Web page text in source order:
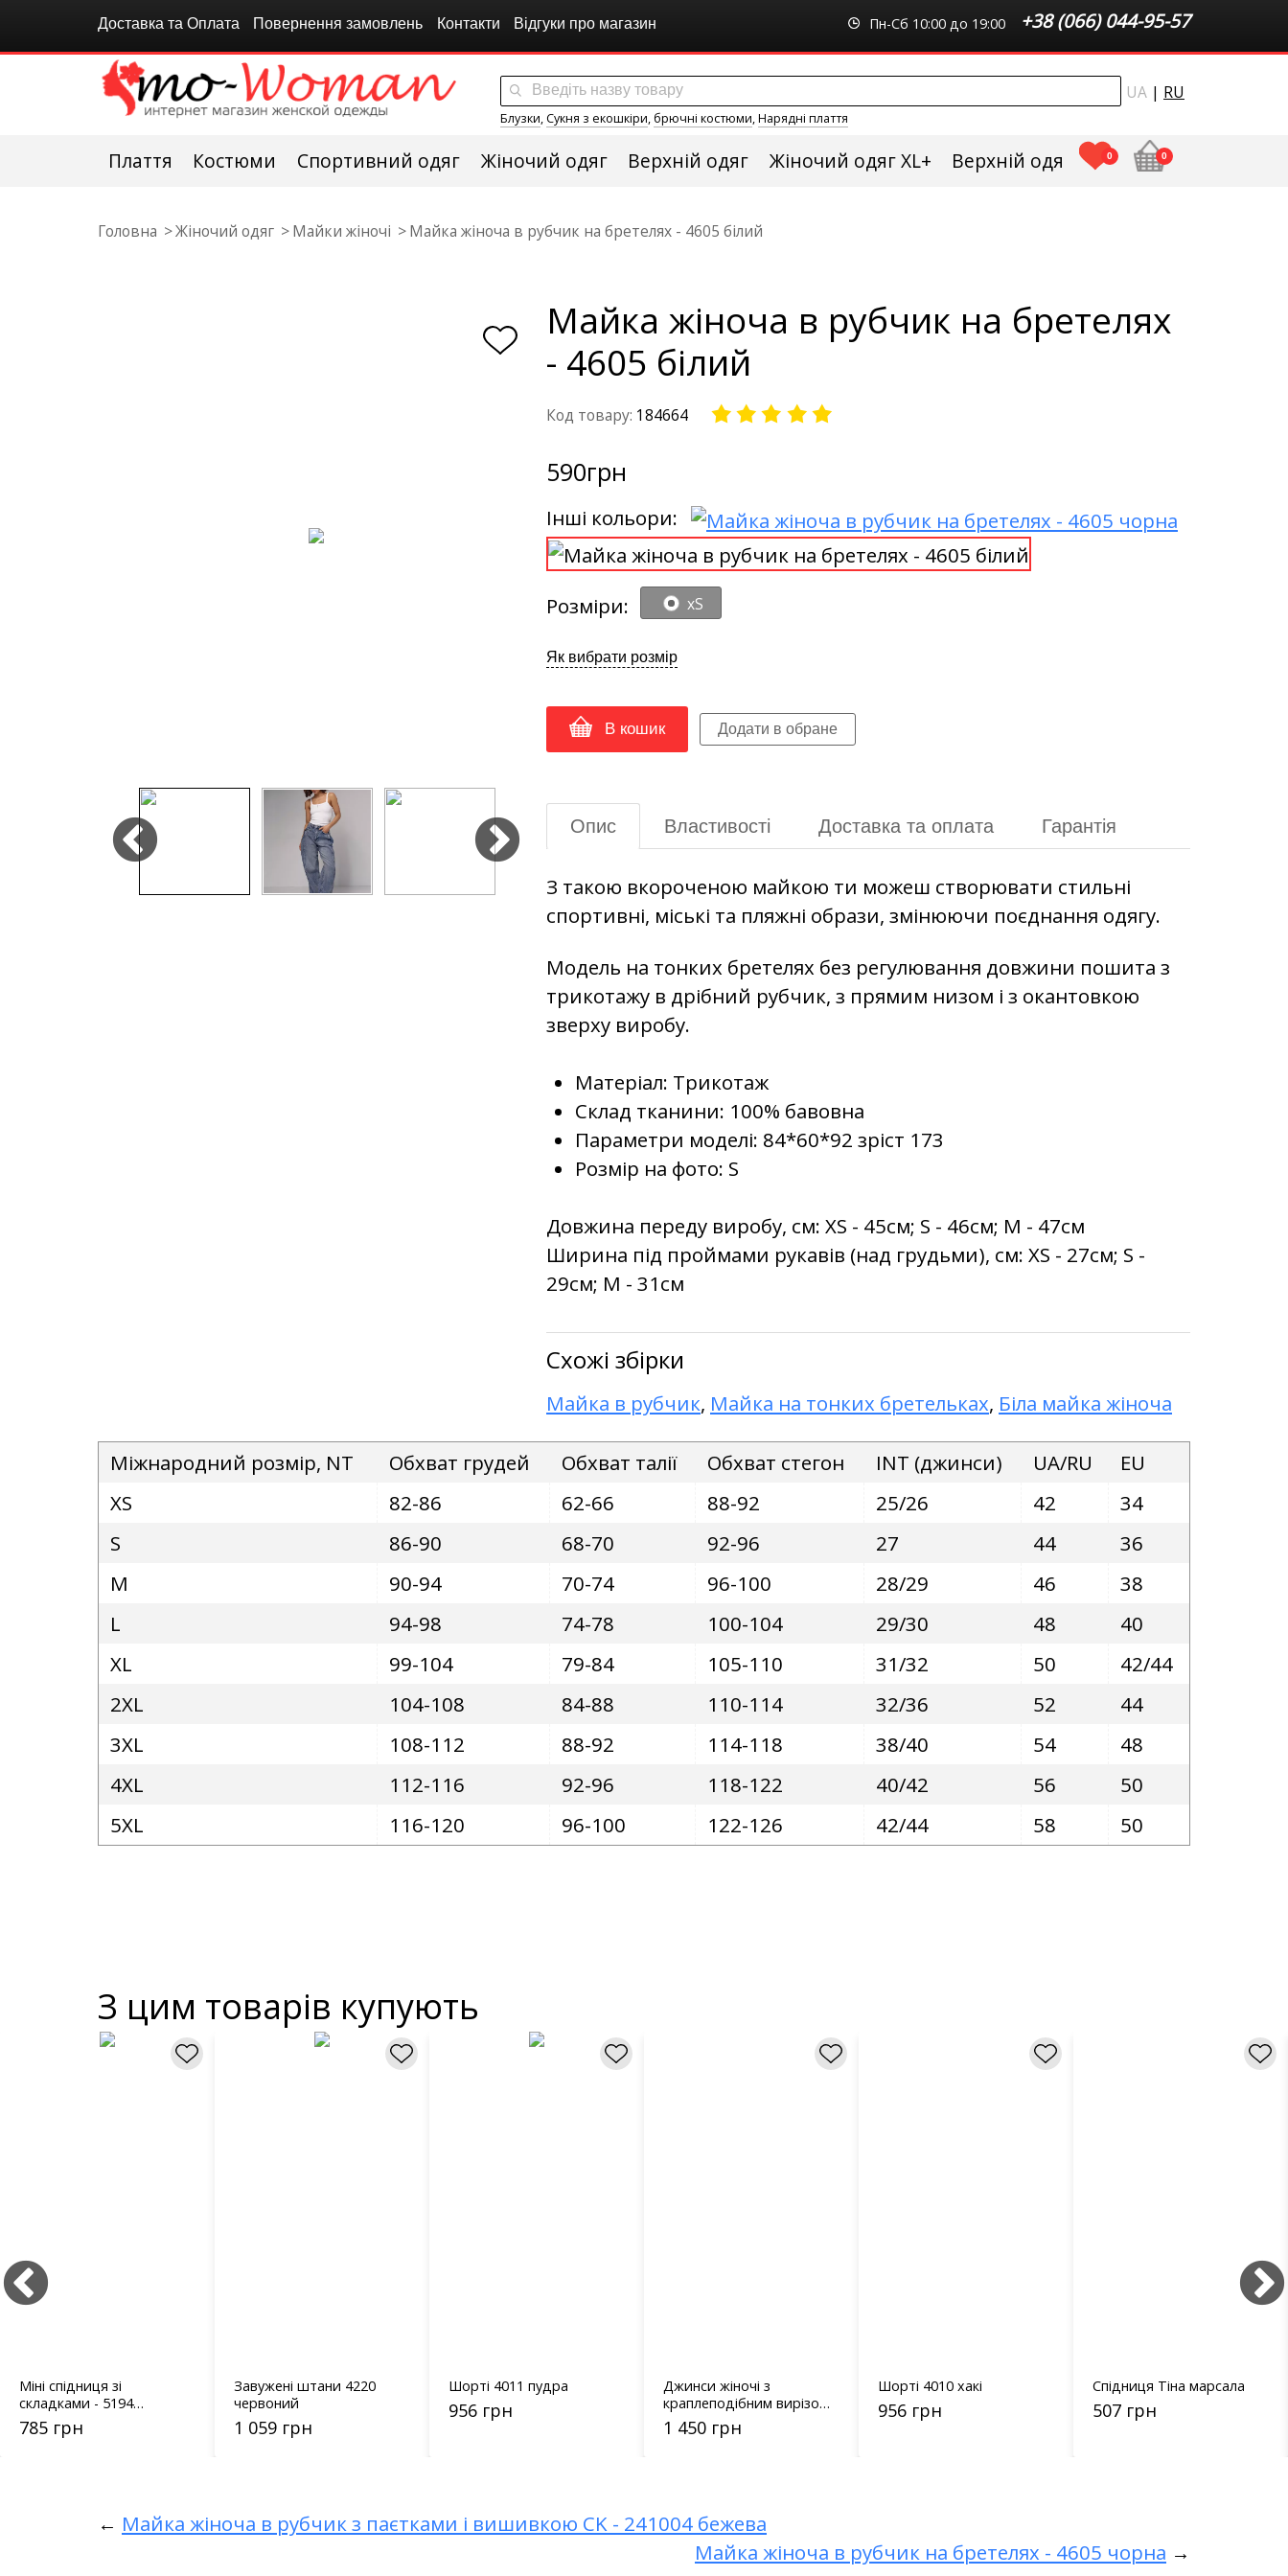
Доставка та Оплата Повернення замовлень Контакти Відгуки про магазин +38 (066) 044-95-57
Пн-Сб 10:00 до 19:00
UA | RU
Блузки, Сукня з екошкіри, брючні костюми,Нарядні плаття
Плаття Костюми Спортивний одяг Жіночий одяг Верхній одяг Жіночий одяг XL+ Верхній одяг плюс сайз
0 0
Головна Жіночий одяг Майки жіночі Майка жіноча в рубчик на бретелях - 4605 білий
Майка жіноча в рубчик на бретелях
- 4605 білий
Код товару: 184664
590грн
Інші кольори:
Розміри: xS
Як вибрати розмір
В кошик
Опис Властивості Доставка та оплата Гарантія
З такою вкороченою майкою ти можеш створювати стильні
спортивні, міські та пляжні образи, змінюючи поєднання одягу.
Модель на тонких бретелях без регулювання довжини пошита з
трикотажу в дрібний рубчик, з прямим низом і з окантовкою
зверху виробу.
Матеріал: Трикотаж
Склад тканини: 100% бавовна
Параметри моделі: 84*60*92 зріст 173
Розмір на фото: S
Довжина переду виробу, см: XS - 45см; S - 46см; M - 47см
Ширина під проймами рукавів (над грудьми), см: XS - 27см; S -
29см; M - 31см
Схожі збірки
Майка в рубчик, Майка на тонких бретельках, Біла майка жіноча
Міжнародний розмір, NT Обхват грудей Обхват талії Обхват стегон INT (джинси) UA/RU
EU
XS
82-86 62-66 88-92 25/26 42
34
S
86-90 68-70 92-96 27 44
36
M
90-94 70-74 96-100 28/29 46
38
L
94-98 74-78 100-104 29/30 48
40
XL
99-104 79-84 105-110 31/32 50
42/44
2XL
104-108 84-88 110-114 32/36 52
44
3XL
108-112 88-92 114-118 38/40 54
48
4XL
112-116 92-96 118-122 40/42 56
50
5XL
116-120 96-100 122-126 42/44 58 50
З цим товарів купують
Міні спідниця зі
складками - 5194
чорний
785 грн
Завужені штани 4220
червоний
1 059 грн
Шорті 4011 пудра
956 грн
Джинси жіночі з
краплеподібним вирізом
спереду - 2937
1 450 грн
Шорті 4010 хакі
956 грн
Спідниця Тіна марсала
507 грн
← Майка жіноча в рубчик з паєтками і вишивкою CK - 241004 бежева
Майка жіноча в рубчик на бретелях - 4605 чорна →